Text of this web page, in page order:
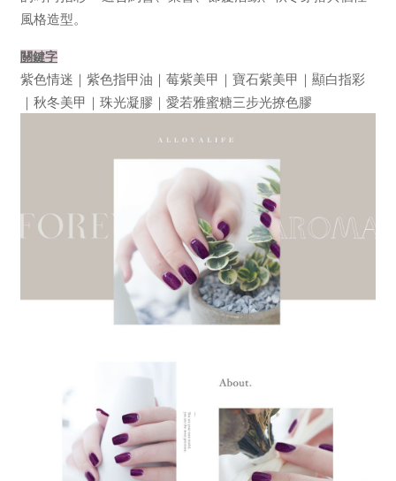
風格造型。
關鍵字
紫色情迷｜紫色指甲油｜莓紫美甲｜寶石紫美甲｜顯白指彩
｜秋冬美甲｜珠光凝膠｜愛若雅蜜糖三步光撩色膠